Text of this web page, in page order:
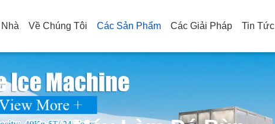
Nhà Về Chúng Tôi Các Sản Phẩm Các Giải Pháp Tin Tức